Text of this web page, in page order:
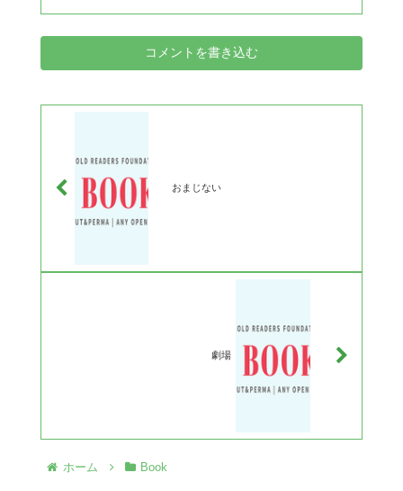
コメントを書き込む
おまじない
劇場
ホーム Book